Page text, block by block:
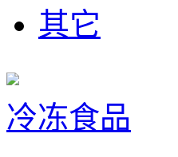
其它
冷冻食品